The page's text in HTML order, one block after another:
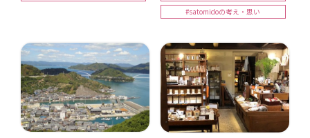
#satomidoの考え・思い